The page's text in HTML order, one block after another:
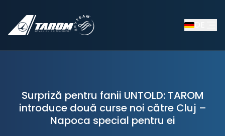
Surpriză pentru fanii UNTOLD: TAROM
introduce două curse noi către Cluj –
Napoca special pentru ei